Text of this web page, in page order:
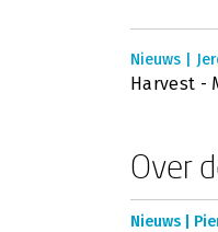
Nieuws |
Harvest -
Over
Nieuws |